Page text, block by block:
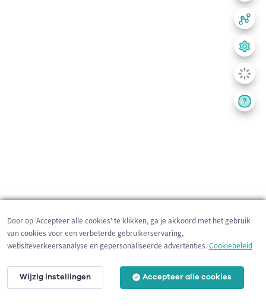
2 km
Door op 'Accepteer alle cookies' te klikken, ga je akkoord met het gebruik
van cookies voor een verbeterde gebruikerservaring,
websiteverkeersanalyse en gepersonaliseerde advertenties.Cookiebeleid
Wijzig instellingen Accepteer alle cookies